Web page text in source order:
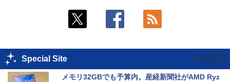
Special Site
メモリ32GBでも予算内。産経新聞社がAMD Ryz